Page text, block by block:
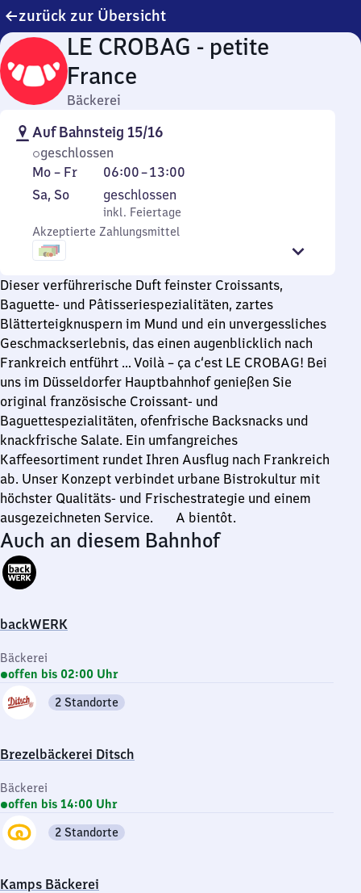
zurück zur Übersicht
LE CROBAG - petite
France
Bäckerei
Auf Bahnsteig 15/16
geschlossen
Montag
bis
Mo – Fr 06:00–13:00
Von
6
Uhr
bis
Samstag
Sonntag
Sa, So,
inkl. Feiertage
geschlossen
inkl. Feiertage
Akzeptierte Zahlungsmittel
Dieser verführerische Duft feinster Croissants,
Baguette- und Pâtisseriespezialitäten, zartes
Blätterteigknuspern im Mund und ein unvergessliches
Geschmackserlebnis, das einen augenblicklich nach
Frankreich entführt … Voilà – ça c‘est LE CROBAG! Bei
uns im Düsseldorfer Hauptbahnhof genießen Sie
original französische Croissant- und
Baguettespezialitäten, ofenfrische Backsnacks und
knackfrische Salate. Ein umfangreiches
Kaffeesortiment rundet Ihren Ausflug nach Frankreich
ab. Unser Konzept verbindet urbane Bistrokultur mit
höchster Qualitäts- und Frischestrategie und einem
ausgezeichneten Service. A bientôt.
Auch an diesem Bahnhof
backWERK
Bäckerei
offen bis 02:00 Uhr
Brezelbäckerei Ditsch
2 Standorte
Bäckerei
offen bis 14:00 Uhr
Kamps Bäckerei
2 Standorte